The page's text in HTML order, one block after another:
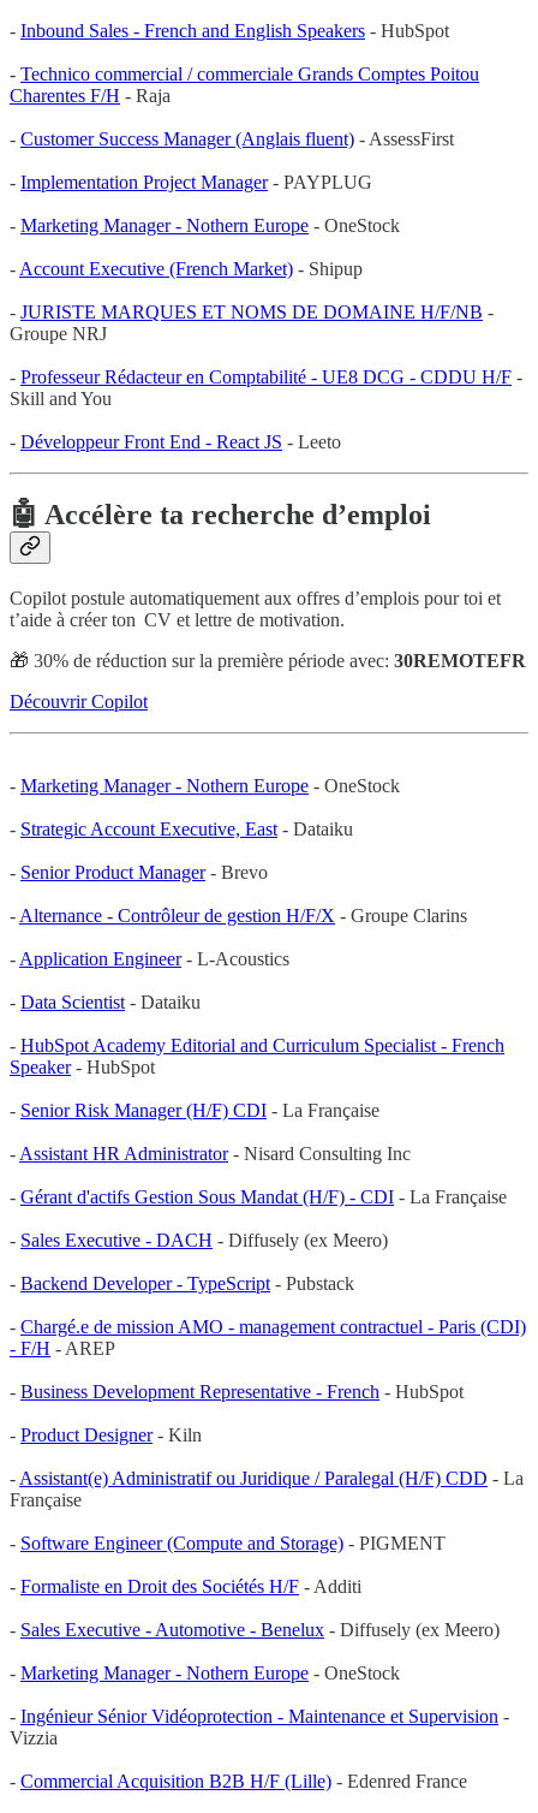
- Inbound Sales - French and English Speakers - HubSpot
- Technico commercial / commerciale Grands Comptes Poitou
Charentes F/H - Raja
- Customer Success Manager (Anglais fluent) - AssessFirst
- Implementation Project Manager- PAYPLUG
- Marketing Manager - Nothern Europe - OneStock
- Account Executive (French Market) - Shipup
- JURISTE MARQUES ET NOMS DE DOMAINE H/F/NB -
Groupe NRJ
- Professeur Rédacteur en Comptabilité - UE8 DCG - CDDU H/F -
Skill and You
- Développeur Front End - React JS - Leeto
🤖 Accélère ta recherche d’emploi
Copilot postule automatiquement aux offres d’emplois pour toi et
t’aide à créer ton CV et lettre de motivation.
🎁 30% de réduction sur la première période avec: 30REMOTEFR
Découvrir Copilot
- Marketing Manager - Nothern Europe - OneStock
- Strategic Account Executive, East - Dataiku
- Senior Product Manager- Brevo
- Alternance - Contrôleur de gestion H/F/X - Groupe Clarins
- Application Engineer- L-Acoustics
- Data Scientist - Dataiku
- HubSpot Academy Editorial and Curriculum Specialist - French
Speaker- HubSpot
- Senior Risk Manager (H/F) CDI - La Française
- Assistant HR Administrator- Nisard Consulting Inc
- Gérant d'actifs Gestion Sous Mandat (H/F) - CDI - La Française
- Sales Executive - DACH - Diffusely (ex Meero)
- Backend Developer - TypeScript - Pubstack
- Chargé.e de mission AMO - management contractuel - Paris (CDI)
- F/H - AREP
- Business Development Representative - French - HubSpot
- Product Designer- Kiln
- Assistant(e) Administratif ou Juridique / Paralegal (H/F) CDD - La
Française
- Software Engineer (Compute and Storage) - PIGMENT
- Formaliste en Droit des Sociétés H/F - Additi
- Sales Executive - Automotive - Benelux - Diffusely (ex Meero)
- Marketing Manager - Nothern Europe - OneStock
- Ingénieur Sénior Vidéoprotection - Maintenance et Supervision -
Vizzia
- Commercial Acquisition B2B H/F (Lille) - Edenred France